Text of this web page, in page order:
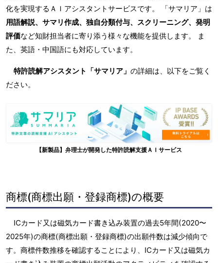
化を実現するＡＩアシスタントサービスです。 「サマリア」は
用語解説、サマリ作成、独自分類付与、スクリーニング、発明
評価など知財担当者に寄り添う様々な機能を提供します。 ま
た、英語・中国語にも対応しています。
特許読解アシスタント「サマリア」 の詳細は、以下をご覧く
ださい。
【新製品】弁理士が開発した特許読解支援ＡＩサービス
商標(商標出願・登録商標)の概要
ICカード又は磁気カード書き込み装置の過去5年間(2020〜
2025年)の商標(商標出願・登録商標)の出願件数は減少傾向で
す。商標件数推移を確認することにより、ICカード又は磁気カ